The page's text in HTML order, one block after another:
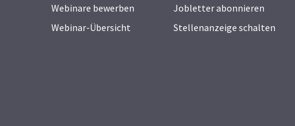
Webinare bewerben
Webinar-Übersicht
Jobletter abonnieren
Stellenanzeige schalten